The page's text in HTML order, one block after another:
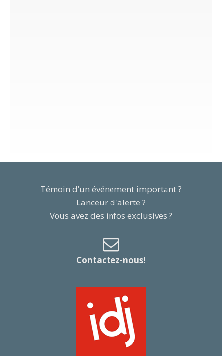
Témoin d’un événement important ?
Lanceur d'alerte ?
Vous avez des infos exclusives ?
Contactez-nous!